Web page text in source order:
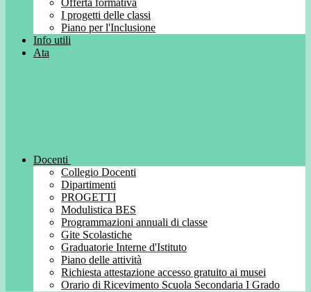
Offerta formativa
I progetti delle classi
Piano per l'Inclusione
Info utili
Ata
Docenti
Collegio Docenti
Dipartimenti
PROGETTI
Modulistica BES
Programmazioni annuali di classe
Gite Scolastiche
Graduatorie Interne d'Istituto
Piano delle attività
Richiesta attestazione accesso gratuito ai musei
Orario di Ricevimento Scuola Secondaria I Grado